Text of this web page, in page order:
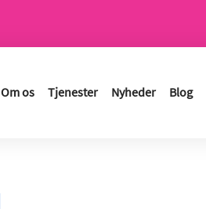
Om os Tjenester Nyheder Blog